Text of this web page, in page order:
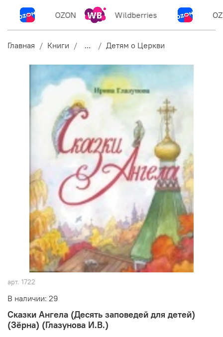
OZON Wildberries
Главная Книги ... Детям о Церкви
арт. 1722
В наличии: 29
Сказки Ангела (Десять заповедей для детей)
(Зёрна) (Глазунова И.В.)